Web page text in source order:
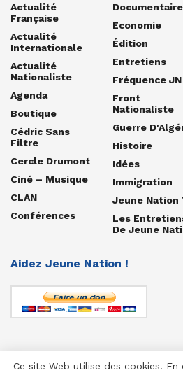
Actualité
Française
Actualité
Internationale
Actualité
Nationaliste
Agenda
Boutique
Cédric Sans
Filtre
Cercle Drumont
Ciné – Musique
CLAN
Conférences
Economie
Édition
Entretiens
Fréquence JN
Front
Nationaliste
Guerre
Histoire
Idées
Immigration
Jeune Nation
Les
De Jeune
Aidez Jeune Nation !
Ce site Web utilise des cookies. En